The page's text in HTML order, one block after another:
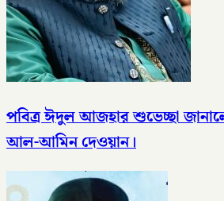
পবিত্র ঈদুল আজহার শুভেচ্ছা
আল-আমিন দেওয়ান।